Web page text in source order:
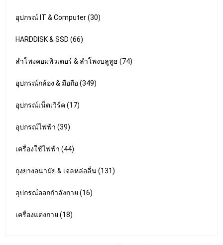
อุปกรณ์ IT & Computer (30)
HARDDISK & SSD (66)
ลำโพงคอมพิวเตอร์ & ลำโพงบลูทูธ (74)
อุปกรณ์กล้อง & มือถือ (349)
อุปกรณ์เน็ตเวิร์ค (17)
อุปกรณ์ไฟฟ้า (39)
เครื่องใช้ไฟฟ้า (44)
ถุงยางอนามัย & เจลหล่อลื่น (131)
อุปกรณ์ออกกำลังกาย (16)
เครื่องแต่งกาย (18)